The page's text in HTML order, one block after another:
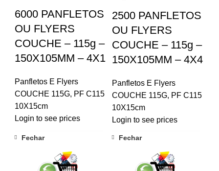
6000 PANFLETOS
OU FLYERS
COUCHE – 115g –
150X105MM – 4X1
Panfletos E Flyers
COUCHE 115G, PF C115
10X15cm
Login to see prices
2500 PANFLETOS
OU FLYERS
COUCHE – 115g –
150X105MM – 4X4
Panfletos E Flyers
COUCHE 115G, PF C115
10X15cm
Login to see prices
Fechar Fechar